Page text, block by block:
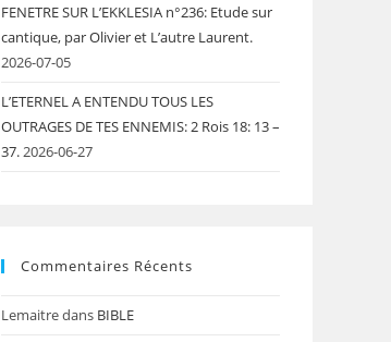
FENETRE SUR L’EKKLESIA n°236: Etude sur
cantique, par Olivier et L’autre Laurent.
2026-07-05
L’ETERNEL A ENTENDU TOUS LES
OUTRAGES DE TES ENNEMIS: 2 Rois 18: 13 –
37.2026-06-27
Commentaires Récents
Lemaitredans BIBLE